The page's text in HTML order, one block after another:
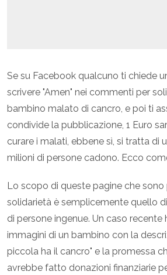
Se su Facebook qualcuno ti chiede
scrivere "Amen" nei commenti per
bambino malato di cancro, e poi ti
condivide la pubblicazione, 1 Euro
curare i malati, ebbene sì, si tratta di
milioni di persone cadono. Ecco
Lo scopo di queste pagine che
solidarietà è semplicemente quello
di persone ingenue. Un caso
immagini di un bambino con la
piccola ha il cancro" e la promessa
avrebbe fatto donazioni finanziarie